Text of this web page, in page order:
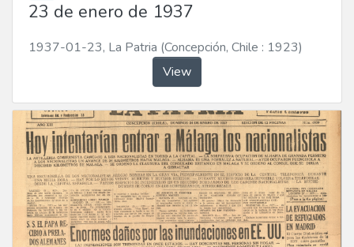
23 de enero de 1937
1937-01-23, La Patria (Concepción, Chile : 1923)
View